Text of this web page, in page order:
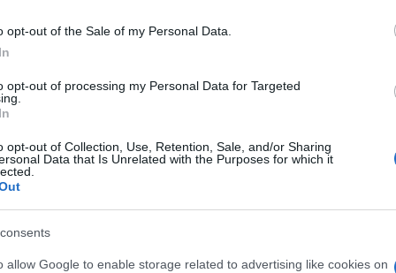
opt-out of the Sale of my Personal Data.
opt-out of processing my Personal Data for Targeted
opt-out of Collection, Use, Retention, Sale, and/or Sharing
Data that Is Unrelated with the Purposes for which it
allow Google to enable storage related to advertising like cookies on
Μητσοτάκης στην τελετή απονομής του «Βραβείου
της Γερμανίας (Πηγή φωτογραφίας: ΔΗΜΗΤΡΗΣ